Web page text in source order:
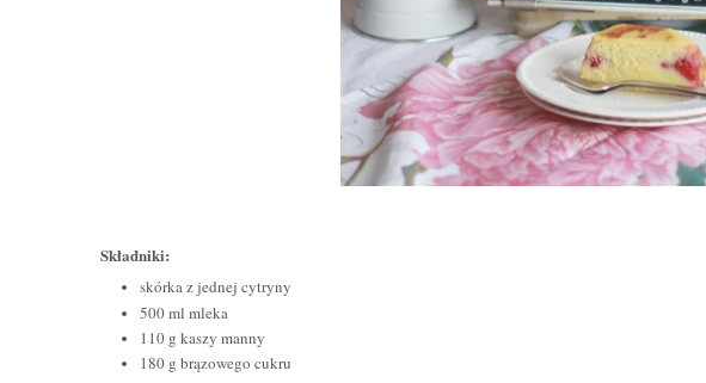
Składniki:
skórka z jednej cytryny
500 ml mleka
110 g kaszy manny
180 g brązowego cukru